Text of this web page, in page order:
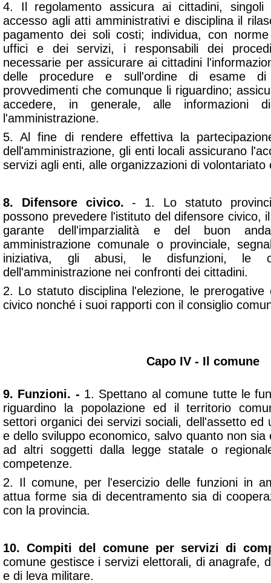
4. Il regolamento assicura ai cittadini,
accesso agli atti amministrativi e disciplina il
pagamento dei soli costi; individua, con
uffici e dei servizi, i responsabili dei
necessarie per assicurare ai cittadini
delle procedure e sull'ordine di esame
provvedimenti che comunque li riguardino;
accedere, in generale, alle
l'amministrazione.
5. Al fine di rendere effettiva la
dell'amministrazione, gli enti locali assicurano
servizi agli enti, alle organizzazioni di volontariato
8. Difensore civico.- 1. Lo statuto
possono prevedere l'istituto del difensore civico,
garante dell'imparzialità e del buon
amministrazione comunale o provinciale,
iniziativa, gli abusi, le disfunzioni, le
dell'amministrazione nei confronti dei cittadini.
2. Lo statuto disciplina l'elezione, le
civico nonché i suoi rapporti con il consiglio
Capo IV - Il comune
9. Funzioni. - 1. Spettano al comune tutte le
riguardino la popolazione ed il territorio
settori organici dei servizi sociali, dell'assetto ed
e dello sviluppo economico, salvo quanto non
ad altri soggetti dalla legge statale o
competenze.
2. Il comune, per l'esercizio delle funzioni in
attua forme sia di decentramento sia di
con la provincia.
10. Compiti del comune per servizi di
comune gestisce i servizi elettorali, di anagrafe,
e di leva militare.